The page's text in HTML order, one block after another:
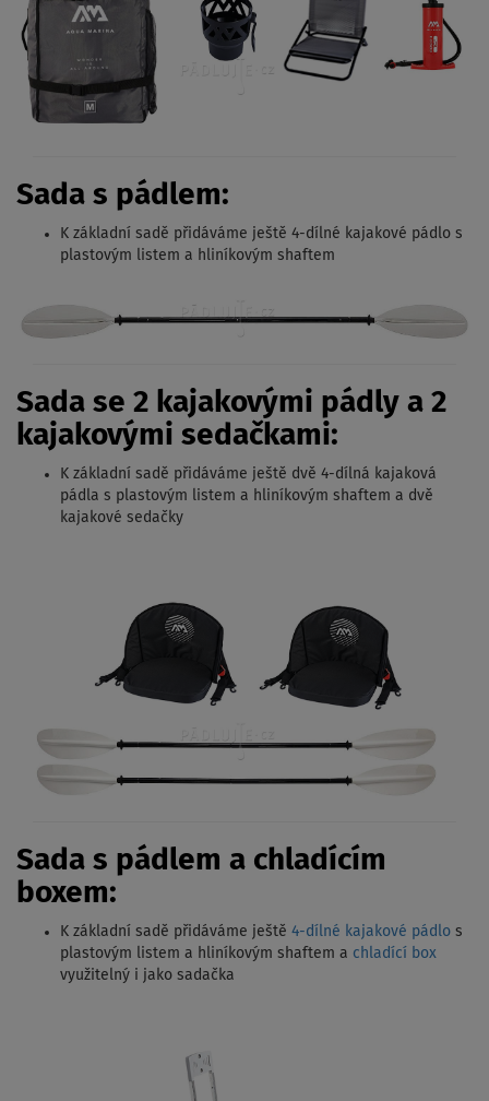
Sada s pádlem:
K základní sadě přidáváme ještě 4-dílné kajakové pádlo s
plastovým listem a hliníkovým shaftem
Sada se 2 kajakovými pádly a 2
kajakovými sedačkami:
K základní sadě přidáváme ještě dvě 4-dílná kajaková
pádla s plastovým listem a hliníkovým shaftem a dvě
kajakové sedačky
Sada s pádlem a chladícím
boxem:
K základní sadě přidáváme ještě 4-dílné kajakové pádlo s
plastovým listem a hliníkovým shaftem a chladící box
využitelný i jako sadačka